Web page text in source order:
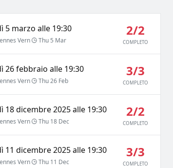
5 marzo alle 19:30
Vern Thu 5 Mar
2/2
COMPLETO
26 febbraio alle 19:30
Vern Thu 26 Feb
3/3
COMPLETO
18 dicembre 2025 alle 19:30
Vern Thu 18 Dec
2/2
COMPLETO
11 dicembre 2025 alle 19:30
Vern Thu 11 Dec
3/3
COMPLETO